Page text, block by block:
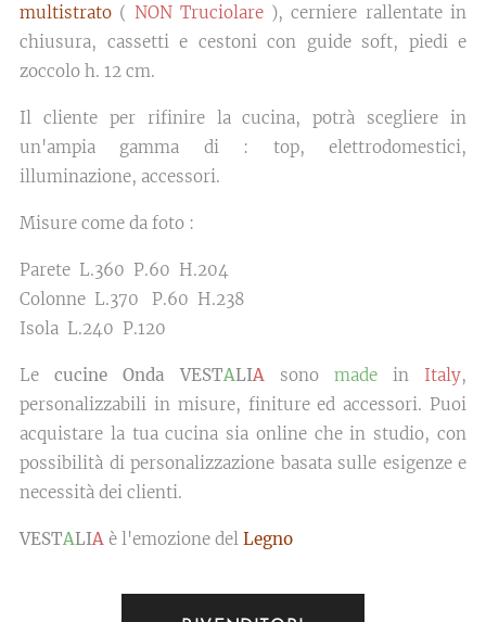
multistrato ( NON Truciolare), cerniere rallentate in
chiusura, cassetti e cestoni con guide soft, piedi e
zoccolo h. 12 cm.
Il cliente per rifinire la cucina, potrà scegliere in
un'ampia gamma di : top, elettrodomestici,
illuminazione, accessori.
Misure come da foto :
Parete L.360 P.60 H.204
Colonne L.370 P.60 H.238
Isola L.240 P.120
Le cucine Onda VESTALIA sono made in Italy,
personalizzabili in misure, finiture ed accessori. Puoi
acquistare la tua cucina sia online che in studio, con
possibilità di personalizzazione basata sulle esigenze e
necessità dei clienti.
VESTALIA è l'emozione del Legno